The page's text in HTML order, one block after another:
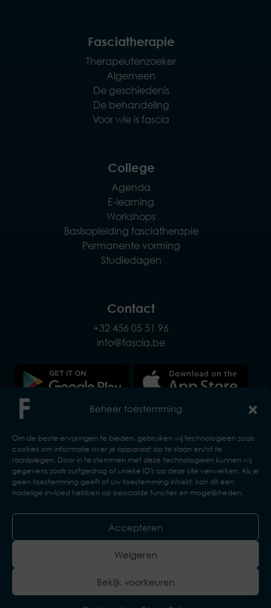
Beheer toestemming
Om de beste ervaringen te bieden, gebruiken wij technologieën zoals
cookies om informatie over je apparaat op te slaan en/of te
raadplegen. Door in te stemmen met deze technologieën kunnen wij
gegevens zoals surfgedrag of unieke ID's op deze site verwerken. Als je
geen toestemming geeft of uw toestemming intrekt, kan dit een
nadelige invloed hebben op bepaalde functies en mogelijkheden.
Accepteren
Weigeren
Bekijk voorkeuren
Fasciatherapie
Therapeutenzoeker
Algemeen
De geschiedenis
De behandeling
Voor wie is fascia
College
Agenda
E-learning
Workshops
Basisopleiding fasciatherapie
Permanente vorming
Studiedagen
Contact
+32 456 05 51 96
info@fascia.be
Copyright © 2026 VZW ELB en associaties.
Design & realisatie:Web & App Easy
Algemene voorwaarden